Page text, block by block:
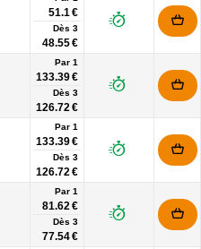
51.1 €
Dès 3
48.55 €
Par 1
133.39 €
Dès 3
126.72 €
Par 1
133.39 €
Dès 3
126.72 €
Par 1
81.62 €
Dès 3
77.54 €